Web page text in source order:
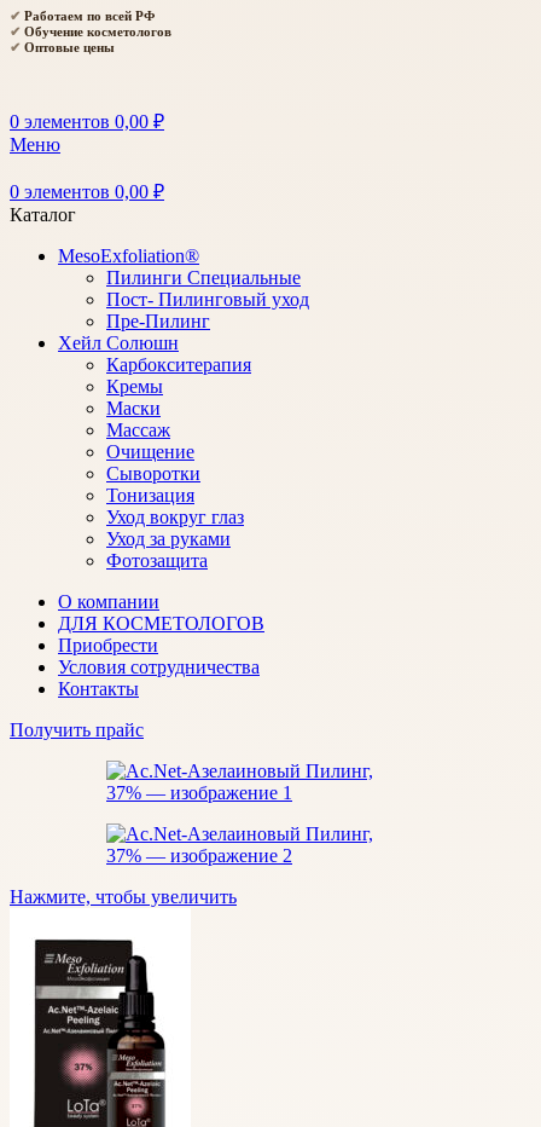
✔ Работаем по всей РФ
✔ Обучение косметологов
✔ Оптовые цены
0 элементов 0,00 ₽
Меню
0 элементов 0,00 ₽
Каталог
MesoExfoliation®
Пилинги Специальные
Пост- Пилинговый уход
Пре-Пилинг
Хейл Солюшн
Карбокситерапия
Кремы
Маски
Массаж
Очищение
Сыворотки
Тонизация
Уход вокруг глаз
Уход за руками
Фотозащита
О компании
ДЛЯ КОСМЕТОЛОГОВ
Приобрести
Условия сотрудничества
Контакты
Получить прайс
Нажмите, чтобы увеличить